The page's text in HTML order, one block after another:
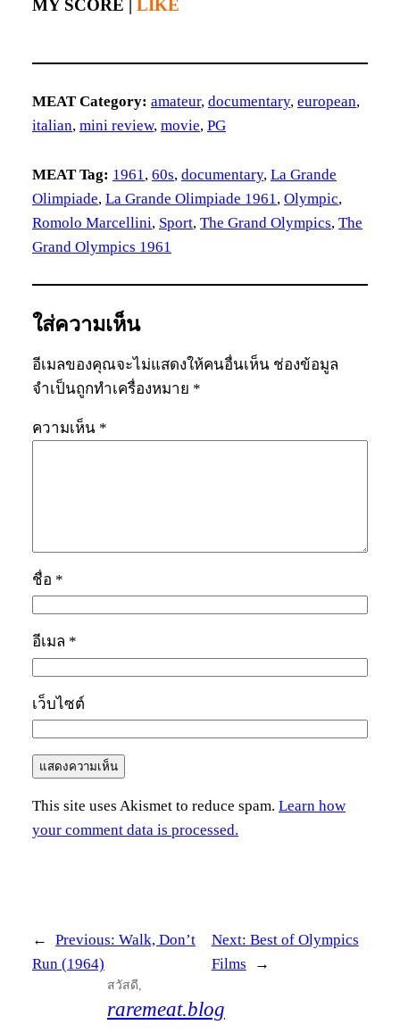
MY SCORE | LIKE
MEAT Category: amateur, documentary, european
italian, mini review, movie, PG
MEAT Tag: 1961, 60s, documentary, La Grande
Olimpiade, La Grande Olimpiade 1961, Olympic
Romolo Marcellini, Sport, The Grand Olympics, The
Grand Olympics 1961
ใส่ความเห็น
อีเมลของคุณจะไม่แสดงให้คนอื่นเห็น ช่องข้อมูล
จำเป็นถูกทำเครื่องหมาย *
ความเห็น *
ชื่อ *
อีเมล *
เว็บไซต์
This site uses Akismet to reduce spam. Learn how
your comment data is processed.
← Previous: Walk, Don’t
Run (1964)
Next: Best of Olympics
Films
→
สวัสดี,
raremeat.blog